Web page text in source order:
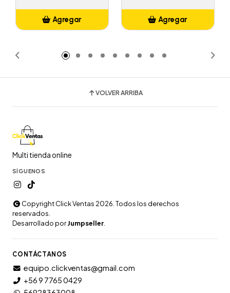
Agregar Agregar
VOLVER ARRIBA
Multi tienda online
SÍGUENOS
Copyright Click Ventas 2026. Todos los derechos
reservados.
Desarrollado porJumpseller
CONTÁCTANOS
equipo.clickventas@gmail.com
+56 9 7765 0429